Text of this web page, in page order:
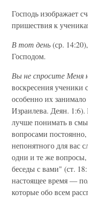
Господь изображает
пришествия к
В тот день(ср.
Господом.
Вы не спросите Меня
воскресения ученики
особенно их
Израилева. Деян. 1:6).
лучше понимать в
вопросами
непонятного для вас
одни и те же
беседы с вами" (ст.
настоящее время —
которые обо всем